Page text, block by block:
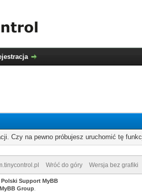
Czy na pewno próbujesz uruchomić tę
Wróć do góry Wersja bez grafiki
Polski Support MyBB
MyBB Group